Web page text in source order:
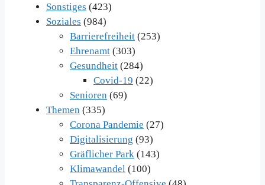
Sonstiges (423)
Soziales (984)
Barrierefreiheit (253)
Ehrenamt (303)
Gesundheit (284)
Covid-19 (22)
Senioren (69)
Themen (335)
Corona Pandemie (27)
Digitalisierung (93)
Gräflicher Park (143)
Klimawandel (100)